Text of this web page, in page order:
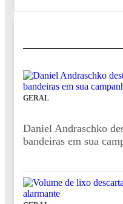
GERAL
Daniel Andraschko
bandeiras em sua